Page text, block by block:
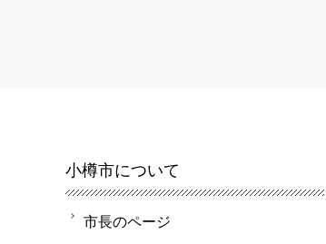
小樽市について
市長のページ